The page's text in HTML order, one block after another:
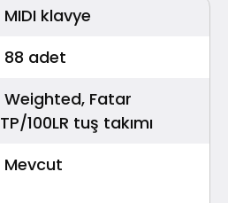
MIDI klavye
88 adet
Weighted, Fatar
TP/100LR tuş takımı
Mevcut